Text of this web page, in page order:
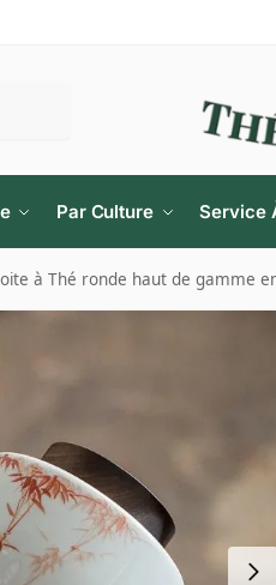
Par Culture Service
à Thé ronde haut de gamme